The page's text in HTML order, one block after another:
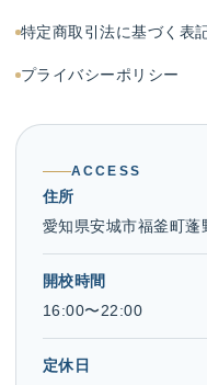
特定商取引法に基づく表
プライバシーポリシー
ACCESS
住所
愛知県安城市福釜町蓬
開校時間
16:00〜22:00
定休日